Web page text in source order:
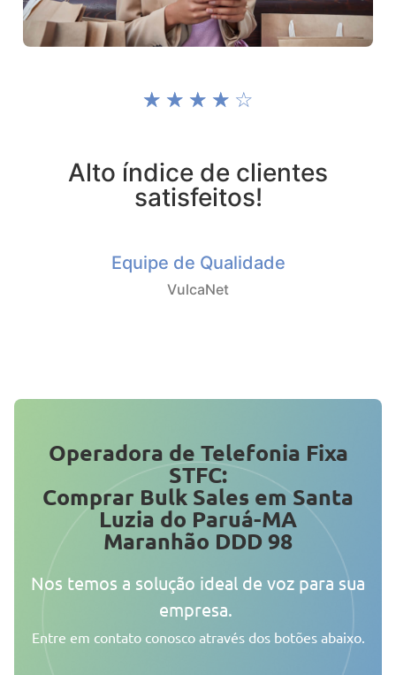
☆ ☆ ☆ ☆ ☆
Alto índice de clientes
satisfeitos!
Equipe de Qualidade
VulcaNet
Operadora de Telefonia Fixa
STFC:
Comprar Bulk Sales em Santa
Luzia do Paruá-MA
Maranhão DDD 98
Nos temos a solução ideal de voz para sua
empresa.
Entre em contato conosco através dos botões abaixo.